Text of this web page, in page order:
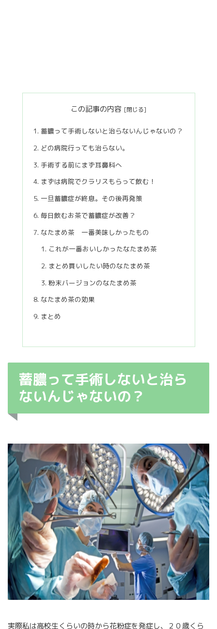
この記事の内容
蓄膿って手術しないと治らないんじゃないの？
どの病院行っても治らない。
手術する前にまず耳鼻科へ
まずは病院でクラリスもらって飲む！
一旦蓄膿症が終息。その後再発策
毎日飲むお茶で蓄膿症が改善？
なたまめ茶 一番美味しかったもの
これが一番おいしかったなたまめ茶
まとめ買いしたい時のなたまめ茶
粉末バージョンのなたまめ茶
なたまめ茶の効果
まとめ
蓄膿って手術しないと治ら
ないんじゃないの？
実際私は高校生くらいの時から花粉症を発症し、２０歳くら